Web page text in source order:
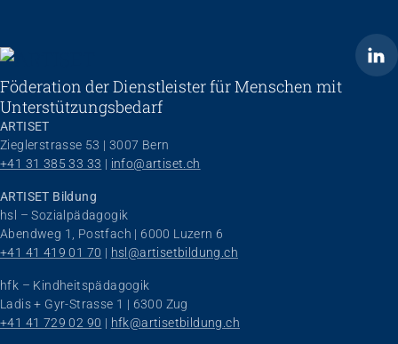
ARTISET
Föderation der Dienstleister für Menschen mit
Unterstützungsbedarf
ARTISET
Zieglerstrasse 53 | 3007 Bern
+41 31 385 33 33 | info@artiset.ch
ARTISET Bildung
hsl – Sozialpädagogik
Abendweg 1, Postfach | 6000 Luzern 6
+41 41 419 01 70 | hsl@artisetbildung.ch
hfk – Kindheitspädagogik
Ladis + Gyr-Strasse 1 | 6300 Zug
+41 41 729 02 90 | hfk@artisetbildung.ch